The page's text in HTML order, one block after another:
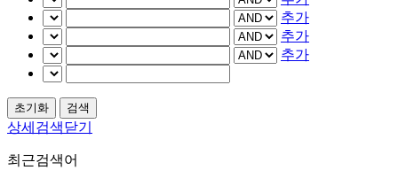
추가
추가
추가
상세검색닫기
최근검색어